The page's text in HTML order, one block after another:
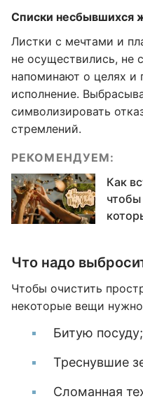
Списки несбывшихся
Листки с мечтами и
не осуществились, не
напоминают о целях и
исполнение.
символизировать
стремлений.
РЕКОМЕНДУЕМ:
Как
чтобы
Что надо
Чтобы очистить
некоторые вещи
Битую посуду;
Треснувшие
Сломанная